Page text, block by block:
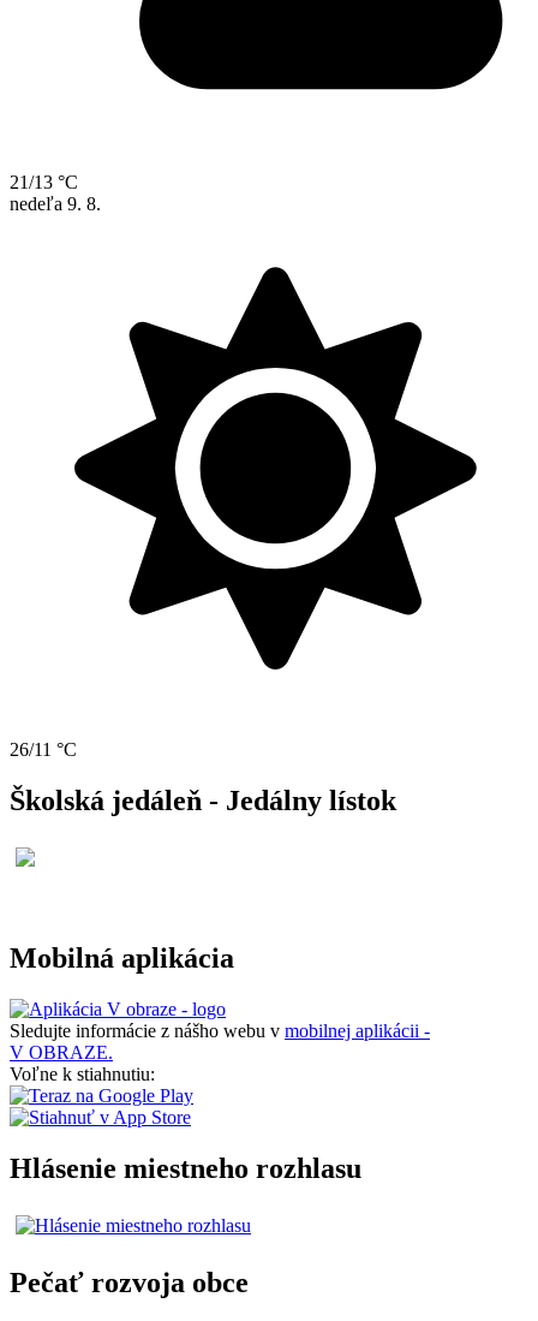
21/13 °C
nedeľa 9. 8.
26/11 °C
Školská jedáleň - Jedálny lístok
Mobilná aplikácia
Sledujte informácie z nášho webu v mobilnej aplikácii -
V OBRAZE.
Voľne k stiahnutiu:
Hlásenie miestneho rozhlasu
Pečať rozvoja obce